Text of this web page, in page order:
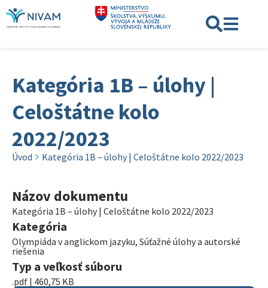
Kategória 1B – úlohy |
Celoštátne kolo
2022/2023
Úvod Kategória 1B – úlohy | Celoštátne kolo 2022/2023
Názov dokumentu
Kategória 1B – úlohy | Celoštátne kolo 2022/2023
Kategória
Olympiáda v anglickom jazyku, Súťažné úlohy a autorské
riešenia
Typ a veľkosť súboru
.pdf | 460,75 KB